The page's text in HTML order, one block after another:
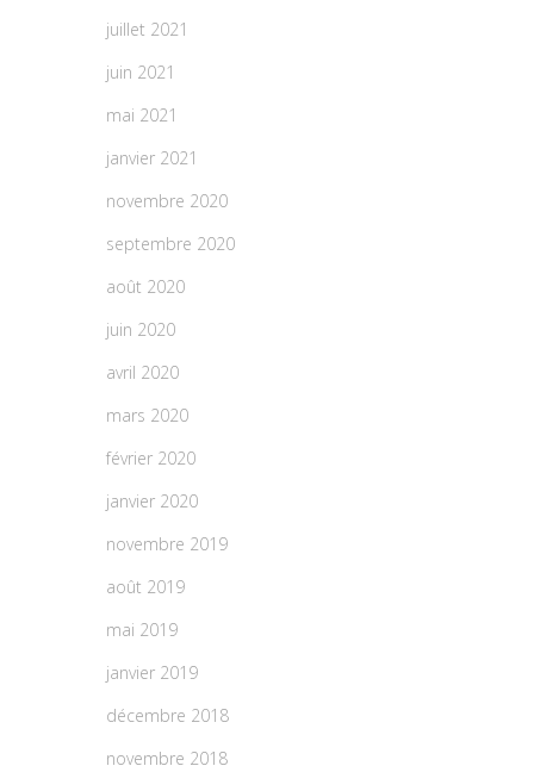
juillet 2021
juin 2021
mai 2021
janvier 2021
novembre 2020
septembre 2020
août 2020
juin 2020
avril 2020
mars 2020
février 2020
janvier 2020
novembre 2019
août 2019
mai 2019
janvier 2019
décembre 2018
novembre 2018